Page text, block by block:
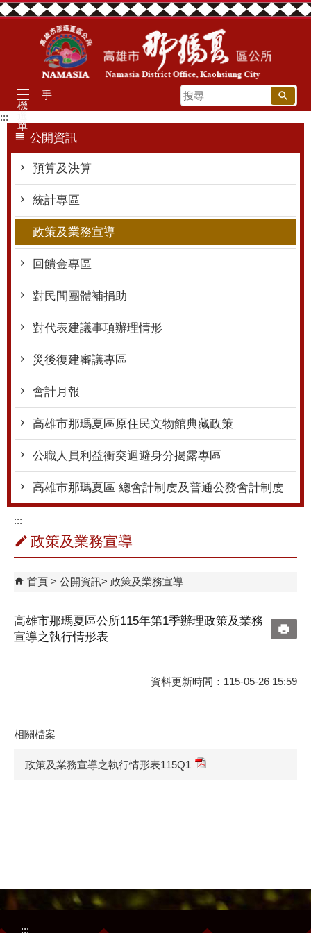
跳到主要內容區塊
搜
尋
手
機
單
:::
公開資訊
預算及決算
統計專區
政策及業務宣導
回饋金專區
對民間團體補捐助
對代表建議事項辦理情形
災後復建審議專區
會計月報
高雄市那瑪夏區原住民文物館典藏政策
公職人員利益衝突迴避身分揭露專區
高雄市那瑪夏區 總會計制度及普通公務會計制度
:::
政策及業務宣導
首頁 公開資訊 政策及業務宣導
高雄市那瑪夏區公所115年第1季辦理政策及業務
宣導之執行情形表
資料更新時間：115-05-26 15:59
相關檔案
政策及業務宣導之執行情形表115Q1
:::